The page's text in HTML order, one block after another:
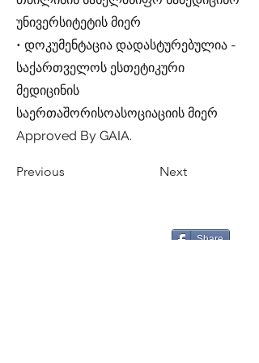
უნივერსიტეტის მიერ
• დოკუმენტაცია დადასტურებულია -
საქართველოს ესთეტიკური
მედიცინის
საერთაშორისოასოციაციის მიერ
Approved By GAIA.
Previous Next
Share